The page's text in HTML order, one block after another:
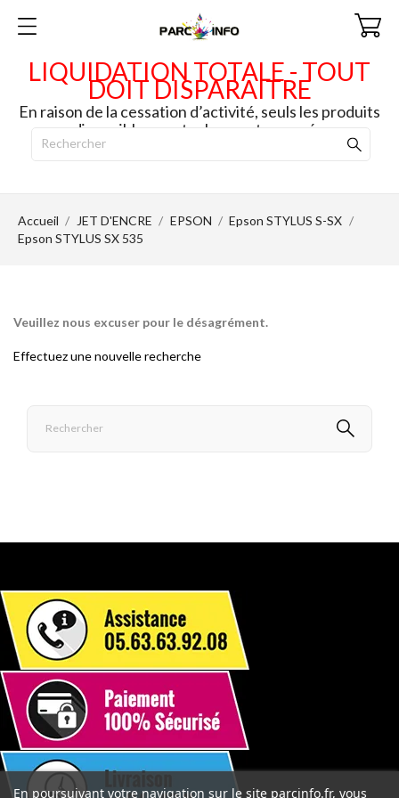
LIQUIDATION TOTALE - TOUT
DOIT DISPARAITRE
En raison de la cessation d’activité, seuls les produits
disponibles en stock seront envoyés.
Accueil JET D'ENCRE EPSON
Epson STYLUS S-SX
Epson STYLUS SX 535
Veuillez nous excuser pour le désagrément.
Effectuez une nouvelle recherche
En poursuivant votre navigation sur le site parcinfo.fr, vous